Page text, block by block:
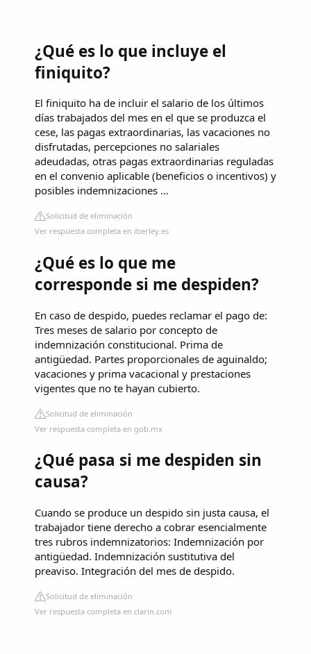
¿Qué es lo que incluye el
finiquito?
El finiquito ha de incluir el salario de los últimos
días trabajados del mes en el que se produzca el
cese, las pagas extraordinarias, las vacaciones no
disfrutadas, percepciones no salariales
adeudadas, otras pagas extraordinarias reguladas
en el convenio aplicable (beneficios o incentivos) y
posibles indemnizaciones ...
Solicitud de eliminación
Ver respuesta completa en iberley.es
¿Qué es lo que me
corresponde si me despiden?
En caso de despido, puedes reclamar el pago de:
Tres meses de salario por concepto de
indemnización constitucional. Prima de
antigüedad. Partes proporcionales de aguinaldo;
vacaciones y prima vacacional y prestaciones
vigentes que no te hayan cubierto.
Solicitud de eliminación
Ver respuesta completa en gob.mx
¿Qué pasa si me despiden sin
causa?
Cuando se produce un despido sin justa causa, el
trabajador tiene derecho a cobrar esencialmente
tres rubros indemnizatorios: Indemnización por
antigüedad. Indemnización sustitutiva del
preaviso. Integración del mes de despido.
Solicitud de eliminación
Ver respuesta completa en clarin.com